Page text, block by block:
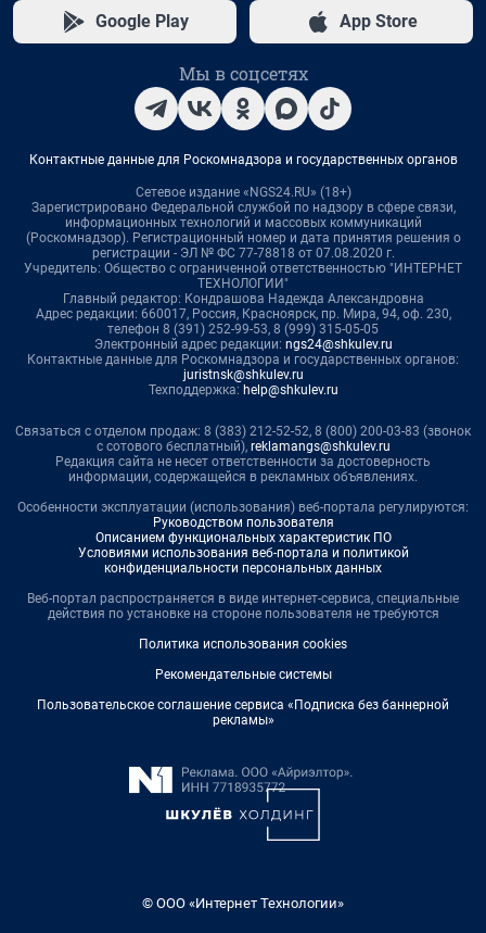
Google Play App Store
Мы в соцсетях
Контактные данные для Роскомнадзора и государственных органов
Сетевое издание «NGS24.RU» (18+)
Зарегистрировано Федеральной службой по надзору в сфере связи,
информационных технологий и массовых коммуникаций
(Роскомнадзор). Регистрационный номер и дата принятия решения о
регистрации - ЭЛ № ФС 77-78818 от 07.08.2020 г.
Учредитель: Общество с ограниченной ответственностью "ИНТЕРНЕТ
ТЕХНОЛОГИИ"
Главный редактор: Кондрашова Надежда Александровна
Адрес редакции: 660017, Россия, Красноярск, пр. Мира, 94, оф. 230,
телефон 8 (391) 252-99-53, 8 (999) 315-05-05
Электронный адрес редакции: ngs24@shkulev.ru
Контактные данные для Роскомнадзора и государственных органов:
juristnsk@shkulev.ru
Техподдержка: help@shkulev.ru
Связаться с отделом продаж: 8 (383) 212-52-52, 8 (800) 200-03-83 (звонок
с сотового бесплатный), reklamangs@shkulev.ru
Редакция сайта не несет ответственности за достоверность
информации, содержащейся в рекламных объявлениях.
Особенности эксплуатации (использования) веб-портала регулируются:
Руководством пользователя
Описанием функциональных характеристик ПО
Условиями использования веб-портала и политикой
конфиденциальности персональных данных
Веб-портал распространяется в виде интернет-сервиса, специальные
действия по установке на стороне пользователя не требуются
Политика использования cookies
Рекомендательные системы
Пользовательское соглашение сервиса «Подписка без баннерной
рекламы»
© ООО «Интернет Технологии»